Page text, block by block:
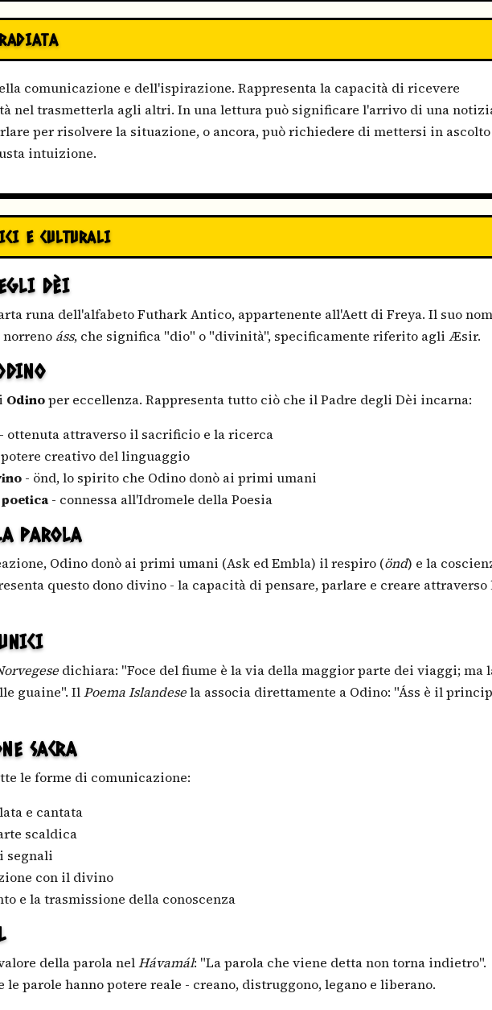
comunicazione e dell'ispirazione. Rappresenta la capacità di ricevere
nel trasmetterla agli altri. In una lettura può significare l'arrivo di una
per risolvere la situazione, o ancora, può richiedere di mettersi in ascolto
intuizione.
E CULTURALI
DÈI
runa dell'alfabeto Futhark Antico, appartenente all'Aett di Freya. Il suo
áss, che significa "dio" o "divinità", specificamente riferito agli Æsir.
Odinoper eccellenza. Rappresenta tutto ciò che il Padre degli Dèi incarna:
- ottenuta attraverso il sacrificio e la ricerca
creativo del linguaggio
- önd, lo spirito che Odino donò ai primi umani
- connessa all'Idromele della Poesia
PAROLA
Odino donò ai primi umani (Ask ed Embla) il respiro (önd) e la
questo dono divino - la capacità di pensare, parlare e creare attraverso
dichiara: "Foce del fiume è la via della maggior parte dei viaggi; ma
guaine". IlPoema Islandesela associa direttamente a Odino: "Áss è il
SACRA
le forme di comunicazione:
e cantata
scaldica
segnali
con il divino
e la trasmissione della conoscenza
della parola nelHávamál: "La parola che viene detta non torna indietro".
le parole hanno potere reale - creano, distruggono, legano e liberano.